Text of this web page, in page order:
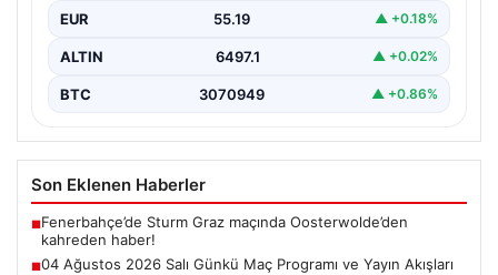
EUR 55.19 ▲ +0.18%
ALTIN 6497.1 ▲ +0.02%
BTC 3070949 ▲ +0.86%
Son Eklenen Haberler
■Fenerbahçe’de Sturm Graz maçında Oosterwolde’den
kahreden haber!
■04 Ağustos 2026 Salı Günkü Maç Programı ve Yayın Akışları